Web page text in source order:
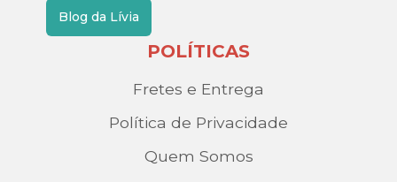
Blog da Lívia
POLÍTICAS
Fretes e Entrega
Política de Privacidade
Quem Somos